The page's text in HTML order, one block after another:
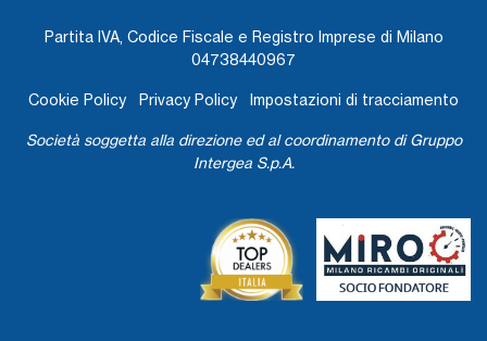
Partita IVA, Codice Fiscale e Registro Imprese di Milano
04738440967
Cookie Policy Privacy Policy Impostazioni di tracciamento
Società soggetta alla direzione ed al coordinamento di Gruppo
Intergea S.p.A.